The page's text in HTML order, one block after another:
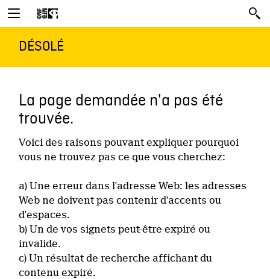
DÉSOLÉ
La page demandée n'a pas été
trouvée.
Voici des raisons pouvant expliquer pourquoi
vous ne trouvez pas ce que vous cherchez:
a) Une erreur dans l'adresse Web: les adresses
Web ne doivent pas contenir d'accents ou
d'espaces.
b) Un de vos signets peut-être expiré ou
invalide.
c) Un résultat de recherche affichant du
contenu expiré.